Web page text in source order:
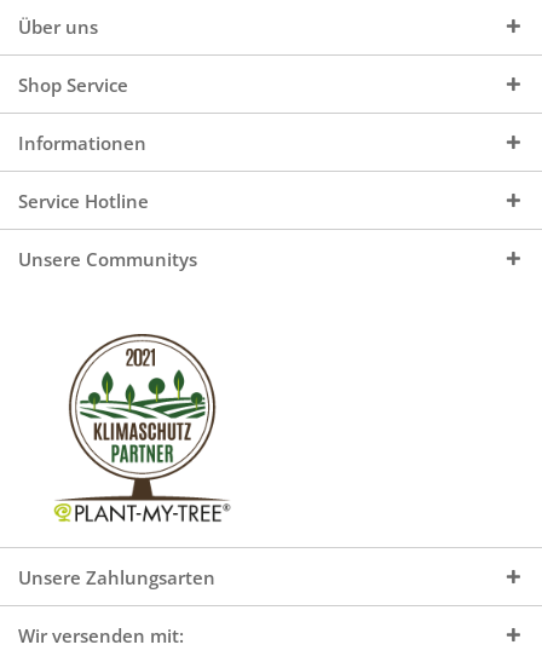
Über uns
Shop Service
Informationen
Service Hotline
Unsere Communitys
Unsere Zahlungsarten
Wir versenden mit: